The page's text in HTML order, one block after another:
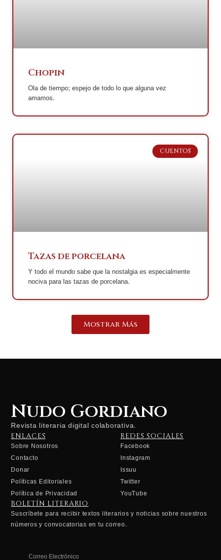
Chopin
Ola de tiempo; espejo de todo lo que alguna vez
amamos.
CUENTOS
Tazas de porcelana
Y todo el mundo sabe que la nostalgia es especialmente
nociva para las tazas de porcelana.
Mostrar Más
Nudo Gordiano
Revista literaria digital colaborativa.
ENLACES
Sobre Nosotros
Contacto
Donar
Políticas Editoriales
Política de Privacidad
REDES SOCIALES
Facebook
Instagram
Issuu
Twitter
YouTube
BOLETÍN LITERARIO
Suscríbete para recibir textos literarios y noticias sobre nuestros
números y convocatorias en tu correo.